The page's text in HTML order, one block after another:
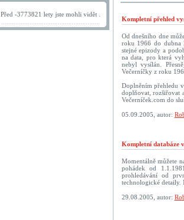
Před -3773821 lety jste mohli vidět .
Kompletní přehled
Od dnešního dne
roku 1966 do dubna
stejné epizody a
na data, pro která
nebyl vysílán.
Večerníčky z roku
Doplněním přehledu
doplňovat, rozšiřovat
Večerníček.com do
05.09.2005, autor:
Kompletní databáze
Momentálně můžete
pohádek od
prohledávání od
technologické detaily.
29.08.2005, autor: